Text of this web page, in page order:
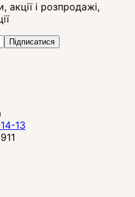
акції і розпродажі,
Підписатися
13